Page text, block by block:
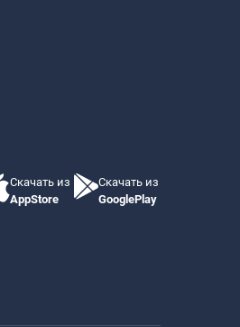
Скачать из
AppStore
Скачать из
GooglePlay